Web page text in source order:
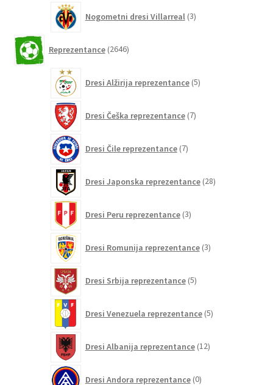
Nogometni dresi Villarreal 3izdelki
Reprezentance 2646izdelkov
Dresi Alžirija reprezentance 5izdelkov
Dresi Češka reprezentance 7izdelkov
Dresi Čile reprezentance 7izdelkov
Dresi Japonska reprezentance 28izdelkov
Dresi Peru reprezentance 3izdelki
Dresi Romunija reprezentance 3izdelki
Dresi Srbija reprezentance 5izdelkov
Dresi Venezuela reprezentance 5izdelkov
Dresi Albanija reprezentance 12izdelkov
Dresi Andora reprezentance 0